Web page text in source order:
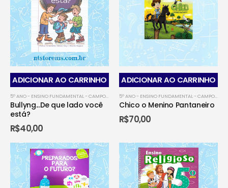
ADICIONAR AO CARRINHO
5º ANO - ENSINO FUNDAMENTAL - CAMPO GRANDENSE ,5º ANO - ENSINO FUNDAMENTAL -
Bullyng...De que lado você
está?
R$40,00
ADICIONAR AO CARRINHO
5º ANO - ENSINO FUNDAMENTAL - CAMPO GRANDENSE
Chico o Menino Pantaneiro
R$70,00